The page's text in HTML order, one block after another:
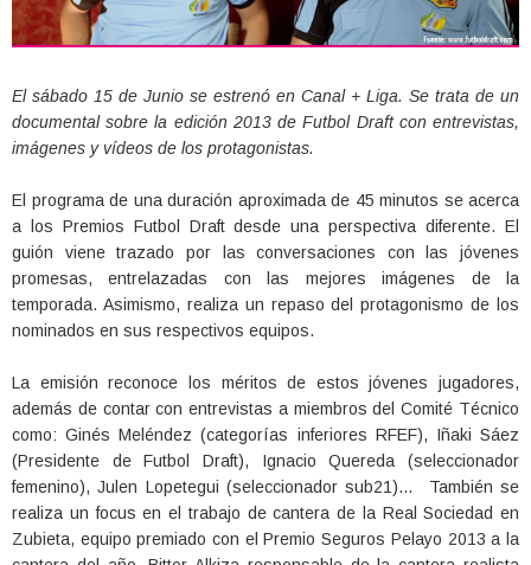
El sábado 15 de Junio se estrenó en Canal + Liga. Se trata de un
documental sobre la edición 2013 de Futbol Draft con entrevistas,
imágenes y vídeos de los protagonistas.
El programa de una duración aproximada de 45 minutos se acerca
a los Premios Futbol Draft desde una perspectiva diferente. El
guión viene trazado por las conversaciones con las jóvenes
promesas, entrelazadas con las mejores imágenes de la
temporada. Asimismo, realiza un repaso del protagonismo de los
nominados en sus respectivos equipos.
La emisión reconoce los méritos de estos jóvenes jugadores,
además de contar con entrevistas a miembros del Comité Técnico
como: Ginés Meléndez (categorías inferiores RFEF), Iñaki Sáez
(Presidente de Futbol Draft), Ignacio Quereda (seleccionador
femenino), Julen Lopetegui (seleccionador sub21)… También se
realiza un focus en el trabajo de cantera de la Real Sociedad en
Zubieta, equipo premiado con el Premio Seguros Pelayo 2013 a la